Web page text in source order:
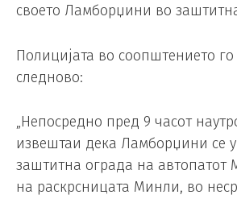
своето Ламборџини во
Полицијата во соопштението
следново:
„Непосредно пред 9 часот
извештаи дека Ламборџини се
заштитна ограда на автопатот
на раскрсницата Минли, во